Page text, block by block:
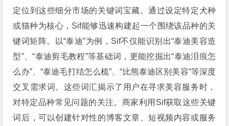
定位到这些细分市场的关键词宝藏。通过设定特定犬种
或猫种为核心，Sif能够迅速构建起一个围绕该品种的关
键词矩阵。以“泰迪”为例，Sif不仅能识别出“泰迪美容造
型”、“泰迪剪毛教程”等基础词，更能挖掘出“泰迪泪痕怎
么办”、“泰迪毛打结怎么梳”、“比熊泰迪区别美容”等深度
交叉需求词。这些词汇揭示了用户在寻求美容服务时，
对特定品种常见问题的关注。商家利用Sif获取这些关键
词后，可以创建针对性的博客文章、短视频内容或服务